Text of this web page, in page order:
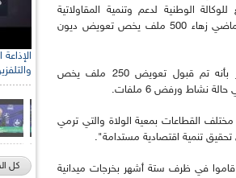
الوطنية لدعم وتنمية المقاولاتية
درس خلال الأسبوع الماضي زهاء 500 ملف يخص تعويض ديون
وأبرز في نفس الإطار بأنه تم قبول تعويض 250 ملف يخص
مختلف القطاعات بمعية الولاة والتي ترمي
تنمية اقتصادية مستدامة".
قاموا في ظرف ستة أشهر بخرجات ميدانية
كل